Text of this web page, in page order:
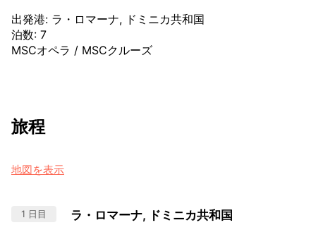
出発港: ラ・ロマーナ, ドミニカ共和国
泊数: 7
MSCオペラ / MSCクルーズ
旅程
地図を表示
1 日目 ラ・ロマーナ, ドミニカ共和国